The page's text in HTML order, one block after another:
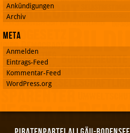
Ankündigungen
Archiv
Meta
Anmelden
Eintrags-Feed
Kommentar-Feed
WordPress.org